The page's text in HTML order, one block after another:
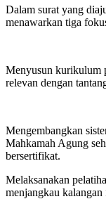
Dalam surat yang
menawarkan tiga
Menyusun kurikulum
relevan dengan
Mengembangkan
Mahkamah Agung
bersertifikat.
Melaksanakan
menjangkau